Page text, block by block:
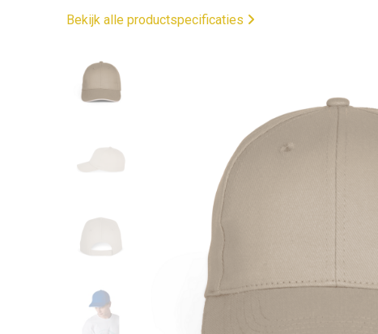
Bekijk alle productspecificaties